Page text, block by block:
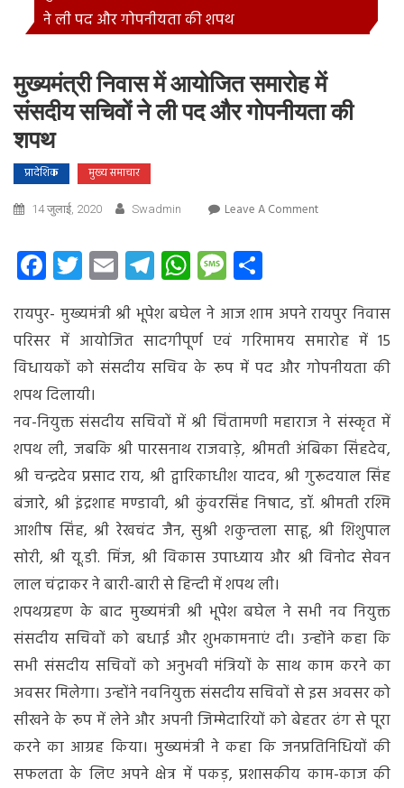
ने ली पद और गोपनीयता की शपथ
मुख्यमंत्री निवास में आयोजित समारोह में
संसदीय सचिवों ने ली पद और गोपनीयता की
शपथ
प्रादेशिक मुख्य समाचार
14 जुलाई, 2020 Swadmin Leave A CommentOn
समारोह
में
संसदीय
सचिवों
ली
और
गोपनीयता
की
शपथ
Facebook
Twitter
EmailTelegram
WhatsApp
Message
रायपुर- मुख्यमंत्री श्री भूपेश बघेल ने आज शाम अपने रायपुर निवास
परिसर में आयोजित सादगीपूर्ण एवं गरिमामय समारोह में 15
विधायकों को संसदीय सचिव के रूप में पद और गोपनीयता की
शपथ दिलायी।
नव-नियुक्त संसदीय सचिवों में श्री चिंतामणी महाराज ने संस्कृत में
शपथ ली, जबकि श्री पारसनाथ राजवाड़े, श्रीमती अंबिका सिंहदेव,
श्री चन्द्रदेव प्रसाद राय, श्री द्वारिकाधीश यादव, श्री गुरूदयाल सिंह
बंजारे, श्री इंद्रशाह मण्डावी, श्री कुंवरसिंह निषाद, डॉ. श्रीमती रश्मि
आशीष सिंह, श्री रेखचंद जैन, सुश्री शकुन्तला साहू, श्री शिशुपाल
सोरी, श्री यू.डी. मिंज, श्री विकास उपाध्याय और श्री विनोद सेवन
लाल चंद्राकर ने बारी-बारी से हिन्दी में शपथ ली।
शपथग्रहण के बाद मुख्यमंत्री श्री भूपेश बघेल ने सभी नव नियुक्त
संसदीय सचिवों को बधाई और शुभकामनाएं दी। उन्होंने कहा कि
सभी संसदीय सचिवों को अनुभवी मंत्रियों के साथ काम करने का
अवसर मिलेगा। उन्होंने नवनियुक्त संसदीय सचिवों से इस अवसर को
सीखने के रूप में लेने और अपनी जिम्मेदारियों को बेहतर ढंग से पूरा
करने का आग्रह किया। मुख्यमंत्री ने कहा कि जनप्रतिनिधियों की
सफलता के लिए अपने क्षेत्र में पकड़, प्रशासकीय काम-काज की